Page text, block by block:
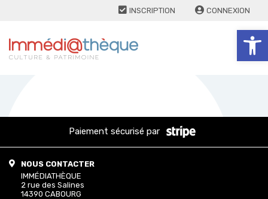
INSCRIPTION CONNEXION
Paiement sécurisé par
NOUS CONTACTER
IMMÉDIATHÈQUE
2 rue des Salines
14390 CABOURG